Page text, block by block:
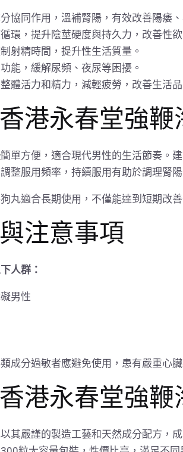
協同作用，溫補腎陽，有效改善陽痿、
環，提升陰莖硬度與持久力，改善性欲
射精時間，提升性生活質量。
能，緩解尿頻、夜尿等困擾。
體活力和精力，減輕疲勞，改善生活品
港永春堂強鞭
簡單方便，適合現代男性的生活節奏。
整服用頻率，持續服用有助於調理腎
丸適合長期使用，不僅能達到短期改
注意事項
人群：
男性
成分過敏者應避免使用，患有嚴重心
港永春堂強鞭
其嚴謹的製造工藝和天然成分配方，